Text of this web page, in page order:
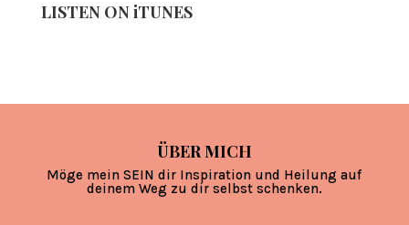
LISTEN ON iTUNES
ÜBER MICH
Möge mein SEIN dir Inspiration und Heilung auf
deinem Weg zu dir selbst schenken.